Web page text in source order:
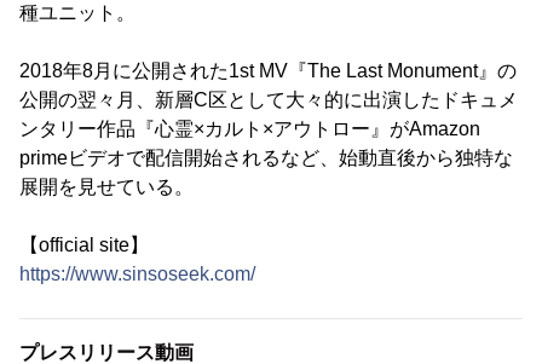
種ユニット。
2018年8月に公開された1st MV『The Last Monument』の
公開の翌々月、新層C区として大々的に出演したドキュメ
ンタリー作品『心霊×カルト×アウトロー』がAmazon
primeビデオで配信開始されるなど、始動直後から独特な
展開を見せている。
【official site】
https://www.sinsoseek.com/
プレスリリース動画